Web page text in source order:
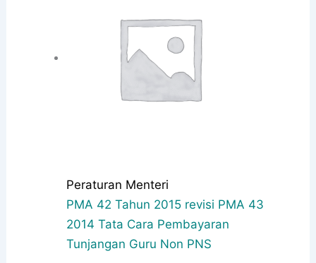
Peraturan Menteri
PMA 42 Tahun 2015 revisi PMA 43
2014 Tata Cara Pembayaran
Tunjangan Guru Non PNS